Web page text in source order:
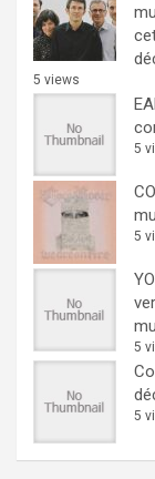
5 views
5
5
5
5